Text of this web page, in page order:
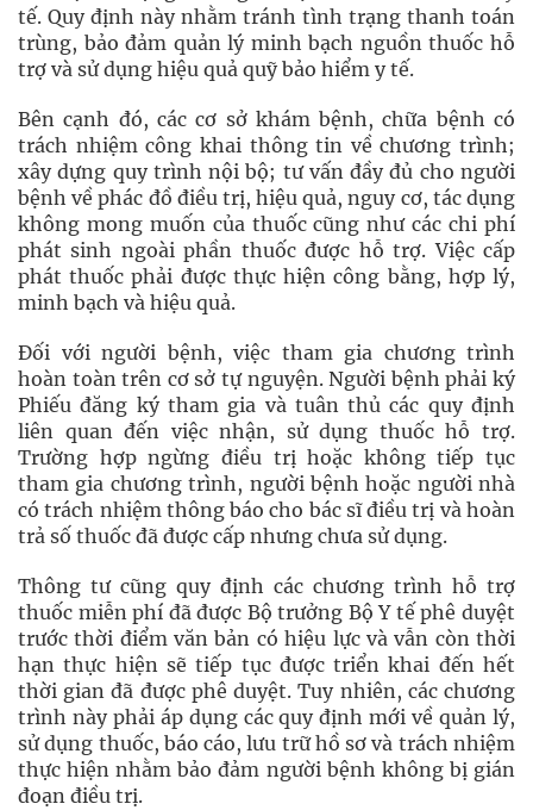
tế. Quy định này nhằm tránh tình trạng thanh toán
trùng, bảo đảm quản lý minh bạch nguồn thuốc hỗ
trợ và sử dụng hiệu quả quỹ bảo hiểm y tế.
Bên cạnh đó, các cơ sở khám bệnh, chữa bệnh có
trách nhiệm công khai thông tin về chương trình;
xây dựng quy trình nội bộ; tư vấn đầy đủ cho người
bệnh về phác đồ điều trị, hiệu quả, nguy cơ, tác dụng
không mong muốn của thuốc cũng như các chi phí
phát sinh ngoài phần thuốc được hỗ trợ. Việc cấp
phát thuốc phải được thực hiện công bằng, hợp lý,
minh bạch và hiệu quả.
Đối với người bệnh, việc tham gia chương trình
hoàn toàn trên cơ sở tự nguyện. Người bệnh phải ký
Phiếu đăng ký tham gia và tuân thủ các quy định
liên quan đến việc nhận, sử dụng thuốc hỗ trợ.
Trường hợp ngừng điều trị hoặc không tiếp tục
tham gia chương trình, người bệnh hoặc người nhà
có trách nhiệm thông báo cho bác sĩ điều trị và hoàn
trả số thuốc đã được cấp nhưng chưa sử dụng.
Thông tư cũng quy định các chương trình hỗ trợ
thuốc miễn phí đã được Bộ trưởng Bộ Y tế phê duyệt
trước thời điểm văn bản có hiệu lực và vẫn còn thời
hạn thực hiện sẽ tiếp tục được triển khai đến hết
thời gian đã được phê duyệt. Tuy nhiên, các chương
trình này phải áp dụng các quy định mới về quản lý,
sử dụng thuốc, báo cáo, lưu trữ hồ sơ và trách nhiệm
thực hiện nhằm bảo đảm người bệnh không bị gián
đoạn điều trị.